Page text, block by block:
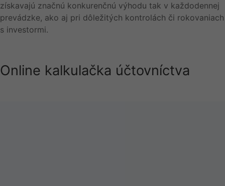
získavajú značnú konkurenčnú výhodu tak v každodennej
prevádzke, ako aj pri dôležitých kontrolách či rokovaniach
s investormi.
Online kalkulačka účtovníctva